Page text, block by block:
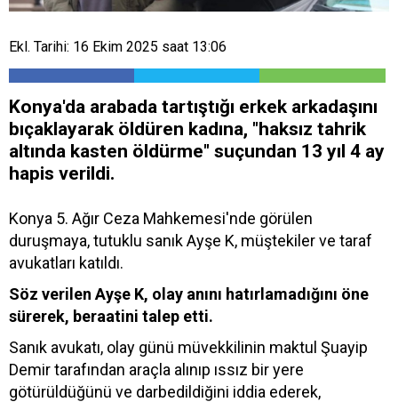
Ekl. Tarihi: 16 Ekim 2025 saat 13:06
Konya'da arabada tartıştığı erkek arkadaşını
bıçaklayarak öldüren kadına, "haksız tahrik
altında kasten öldürme" suçundan 13 yıl 4 ay
hapis verildi.
Konya 5. Ağır Ceza Mahkemesi'nde görülen
duruşmaya, tutuklu sanık Ayşe K, müştekiler ve taraf
avukatları katıldı.
Söz verilen Ayşe K, olay anını hatırlamadığını öne
sürerek, beraatini talep etti.
Sanık avukatı, olay günü müvekkilinin maktul Şuayip
Demir tarafından araçla alınıp ıssız bir yere
götürüldüğünü ve darbedildiğini iddia ederek,